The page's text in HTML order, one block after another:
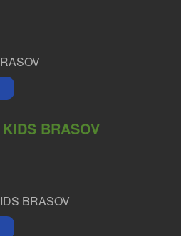
BRASOV